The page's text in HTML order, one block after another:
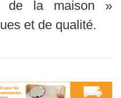
de la maison »
et de qualité.